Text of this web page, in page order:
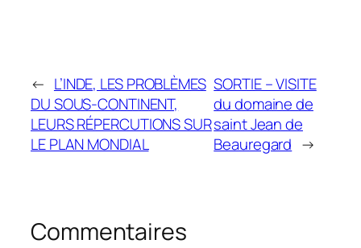
← L’INDE, LES PROBLÈMES
DU SOUS-CONTINENT,
LEURS RÉPERCUTIONS SUR
LE PLAN MONDIAL
SORTIE – VISITE
du domaine de
saint Jean de
Beauregard →
Commentaires